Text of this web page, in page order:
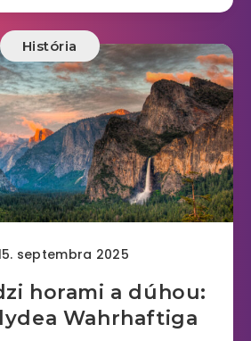
História
septembra 2025
horami a dúhou:
Wahrhaftiga